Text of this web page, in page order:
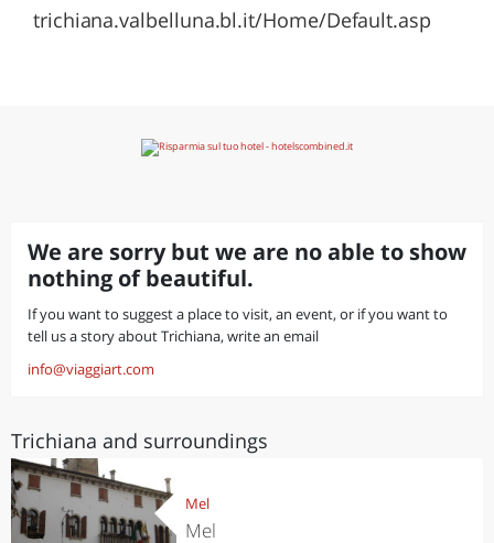
trichiana.valbelluna.bl.it/Home/Default.asp
We are sorry but we are no able to show
nothing of beautiful.
If you want to suggest a place to visit, an event, or if you want to
tell us a story about Trichiana, write an email
info@viaggiart.com
Trichiana and surroundings
Mel
Mel